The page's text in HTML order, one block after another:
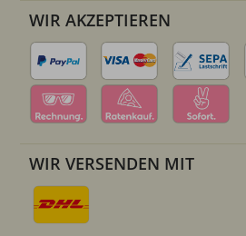
WIR AKZEPTIEREN
WIR VERSENDEN MIT